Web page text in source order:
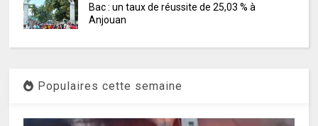
Bac : un taux de réussite de 25,03 % à
Anjouan
Populaires cette semaine